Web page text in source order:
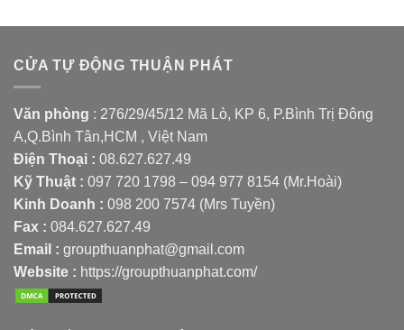
CỬA TỰ ĐỘNG THUẬN PHÁT
Văn phòng : 276/29/45/12 Mã Lò, KP 6, P.Bình Trị Đông
A,Q.Bình Tân,HCM , Việt Nam
Điện Thoại : 08.627.627.49
Kỹ Thuật : 097 720 1798 – 094 977 8154 (Mr.Hoài)
Kinh Doanh : 098 200 7574 (Mrs Tuyền)
Fax : 084.627.627.49
Email : groupthuanphat@gmail.com
Website : https://groupthuanphat.com/